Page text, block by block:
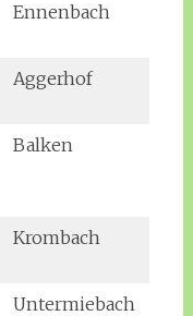
Ennenbach
Aggerhof
Balken
Krombach
Untermiebach